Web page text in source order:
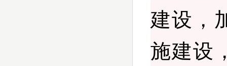
建设，
施建设